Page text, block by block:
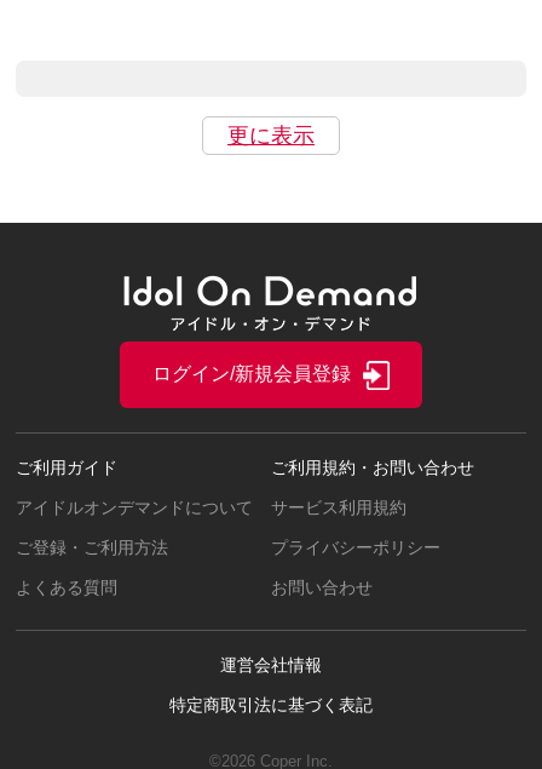
更に表示
ご利用ガイド
アイドルオンデマンドについて
ご登録・ご利用方法
よくある質問
ご利用規約・お問い合わせ
サービス利用規約
プライバシーポリシー
お問い合わせ
運営会社情報
特定商取引法に基づく表記
ログイン/新規会員登録
©2026 Coper Inc.